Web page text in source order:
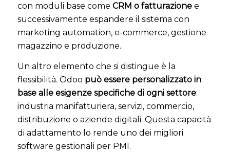
con moduli base come CRM o fatturazionee
successivamente espandere il sistema con
marketing automation, e-commerce, gestione
magazzino e produzione.
Un altro elemento che si distingue è la
flessibilità. Odoo può essere personalizzato in
base alle esigenze specifiche di ogni settore:
industria manifatturiera, servizi, commercio,
distribuzione o aziende digitali. Questa capacità
di adattamento lo rende uno dei migliori
software gestionali per PMI.